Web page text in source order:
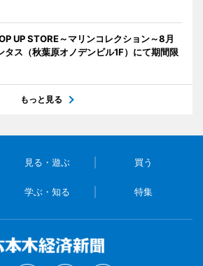
UP STORE～マリンコレクション～8月
ス（秋葉原オノデンビル1F）にて期間限
もっと見る
見る・遊ぶ 買う
学ぶ・知る 特集